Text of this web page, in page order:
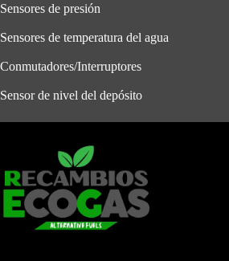
Sensores de presión
Sensores de temperatura del agua
Conmutadores/Interruptores
Sensor de nivel del depósito